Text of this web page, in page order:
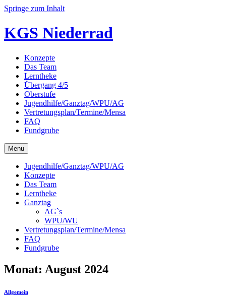
Springe zum Inhalt
KGS Niederrad
Konzepte
Das Team
Lerntheke
Übergang 4/5
Oberstufe
Jugendhilfe/Ganztag/WPU/AG
Vertretungsplan/Termine/Mensa
FAQ
Fundgrube
Menu
Jugendhilfe/Ganztag/WPU/AG
Konzepte
Das Team
Lerntheke
Ganztag
AG`s
WPU/WU
Vertretungsplan/Termine/Mensa
FAQ
Fundgrube
Monat: August 2024
Allgemein